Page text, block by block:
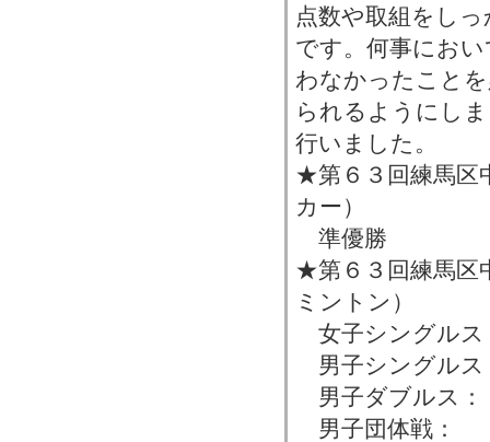
点数や取組をし
です。何事にお
わなかったこと
られるようにし
行いました。
★第６３回練馬区
カー）
準優勝
★第６３回練馬区
ミントン）
女子シングルス
男子シングルス
男子ダブルス
男子団体戦：